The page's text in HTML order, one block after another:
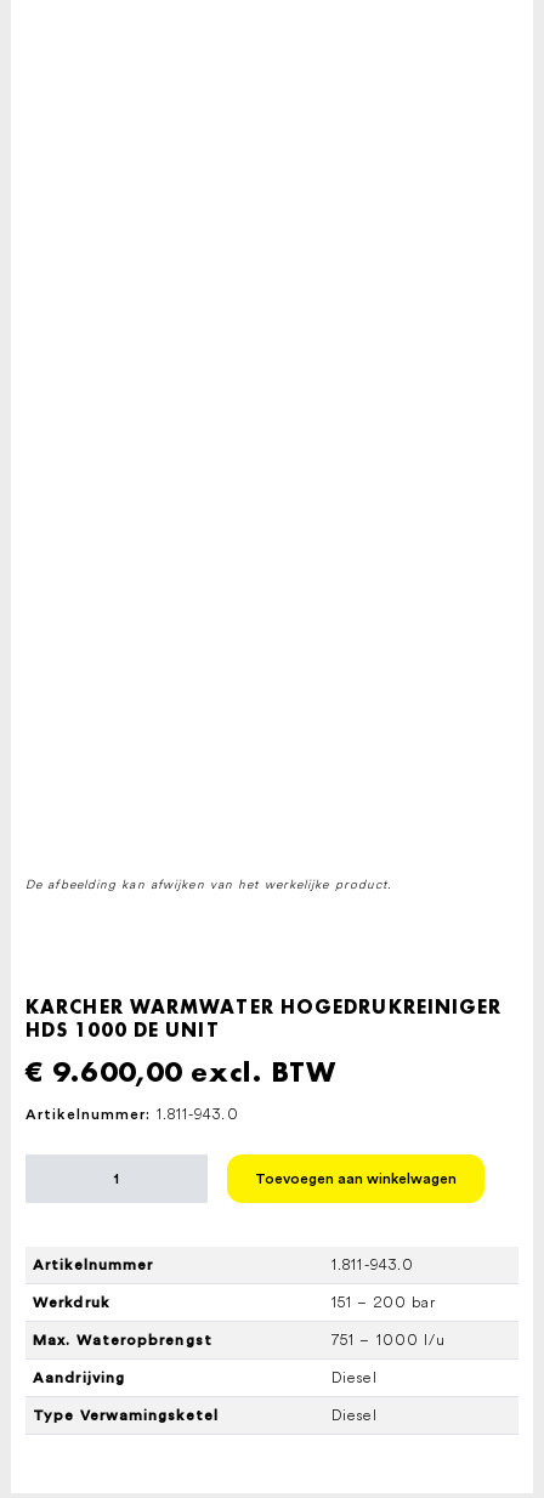
De afbeelding kan afwijken van het werkelijke product.
KARCHER WARMWATER HOGEDRUKREINIGER
HDS 1000 DE UNIT
€ 9.600,00 excl. BTW
Artikelnummer: 1.811-943.0
WARMWATER
HOGEDRUKREINIGER
DE
UNIT
aantal
Toevoegen aan winkelwagen
Artikelnummer 1.811-943.0
Werkdruk 151 – 200 bar
Max. Wateropbrengst 751 – 1000 l/u
Aandrijving Diesel
Type Verwamingsketel Diesel